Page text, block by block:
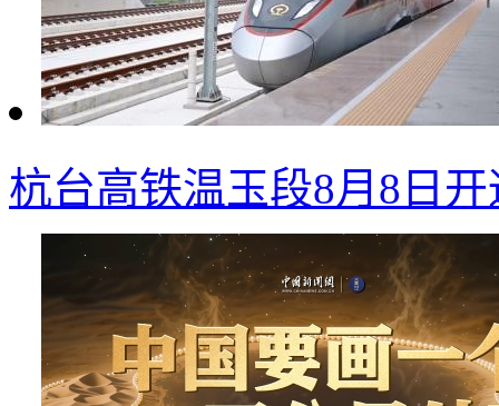
杭台高铁温玉段8月8日